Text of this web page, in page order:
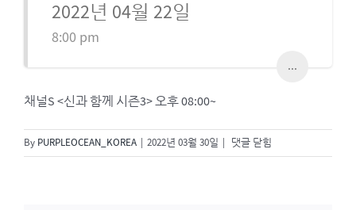
2022년 04월 22일
8:00 pm
...
채널S <신과 함께 시즌3> 오후 08:00~
By PURPLEOCEAN_KOREA 2022년 03월 30일
신
과
댓글 닫힘